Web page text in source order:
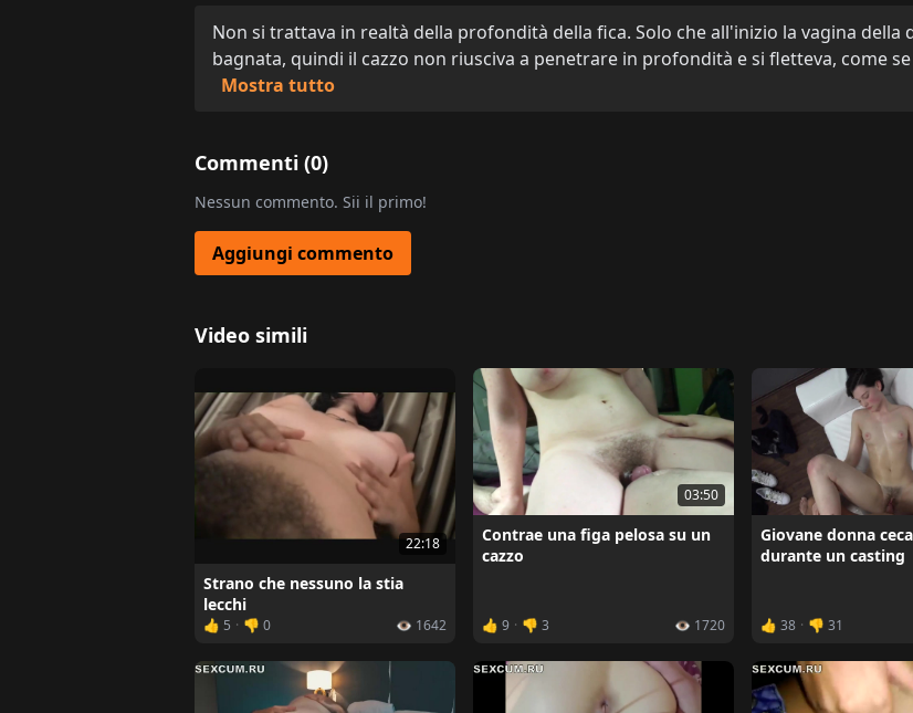
Non si trattava in realtà della profondità della fica. Solo che all'inizio la vagina
bagnata, quindi il cazzo non riusciva a penetrare in profondità e si fletteva, come
Mostra tutto
Commenti (0)
Nessun commento. Sii il primo!
Aggiungi commento
Video simili
22:18
Strano che nessuno la stia
lecchi
👍 5 · 👎 0 👁️ 1642
03:50
Contrae una figa pelosa su un
cazzo
👍 9 · 👎 3 👁️ 1720
Giovane donna
durante un casting
👍 38 · 👎 31